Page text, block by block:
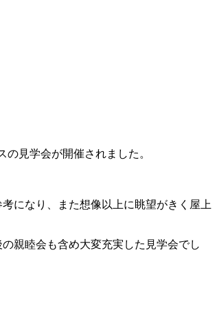
見学会が開催されました。
になり、また想像以上に眺望がきく屋上
親睦会も含め大変充実した見学会でし